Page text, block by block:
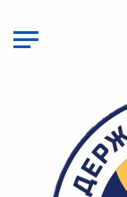
основного
матеріалу